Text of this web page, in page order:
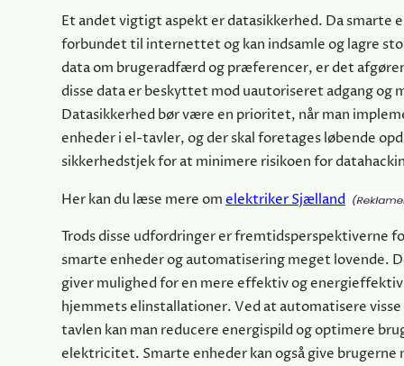
Et andet vigtigt aspekt er datasikkerhed. Da smarte
forbundet til internettet og kan indsamle og lagre
data om brugeradfærd og præferencer, er det
disse data er beskyttet mod uautoriseret adgang og
Datasikkerhed bør være en prioritet, når man
enheder i el-tavler, og der skal foretages løbende
sikkerhedstjek for at minimere risikoen for
Her kan du læse mere omelektriker Sjælland
Trods disse udfordringer er fremtidsperspektiverne
smarte enheder og automatisering meget lovende.
giver mulighed for en mere effektiv og
hjemmets elinstallationer. Ved at automatisere
tavlen kan man reducere energispild og optimere
elektricitet. Smarte enheder kan også give brugerne